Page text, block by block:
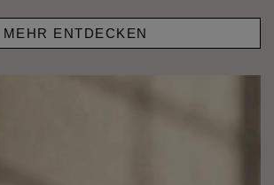
MEHR ENTDECKEN